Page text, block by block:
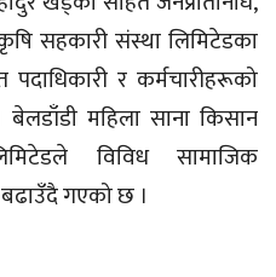
सहकारी संस्था लिमिटेडका
र कर्मचारीहरूको
महिला साना किसान
विविध सामाजिक
गएको छ ।